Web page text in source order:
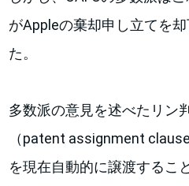
がAppleの棄却申し立てを
た。
多数派の意見を述べたリン
（patent assignment
を現在自動的に譲渡するこ